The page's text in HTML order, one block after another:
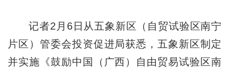
记者2月6日从五象新区（自贸试验区南宁
片区）管委会投资促进局获悉，五象新区制定
并实施《鼓励中国（广西）自由贸易试验区南